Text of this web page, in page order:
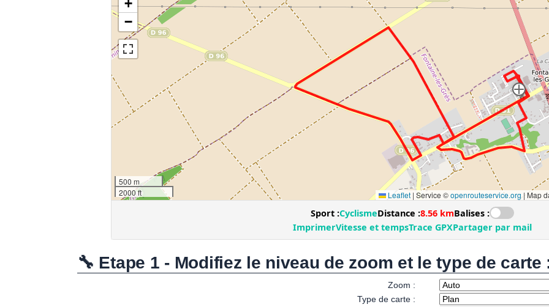
🔧 Etape 1 - Modifiez le niveau de zoom et le type de carte
Zoom :
Type de carte :